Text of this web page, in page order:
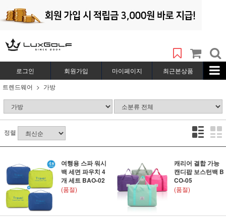
로그인 회원가입 마이페이지
최근본상품
트렌드웨어
가방
정렬
여행용 스파 워시
백 세면 파우치 4
개 세트 BAO-02
(품절)
캐리어 결합 가능
캔디팝 보스턴백 B
CO-05
(품절)